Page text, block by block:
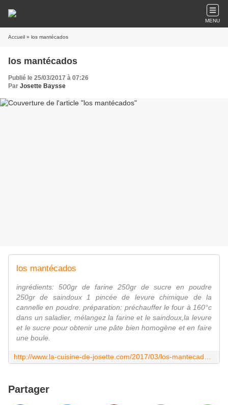
MENU
Accueil » los mantécados
los mantécados
Publié le 25/03/2017 à 07:26
Par Josette Baysse
los mantécados
ingrédients: 500gr de farine 250gr de sucre en poudre
250gr de saindoux 1 pincée de levure chimique de la
cannelle en poudre. préparation: préchauffer le four à 160°c
dans un saladier, mélangez la farine et le saindoux,la levure
et le sucre pour obtenir une pâte bien homogène et en faire
une boule.
Partager